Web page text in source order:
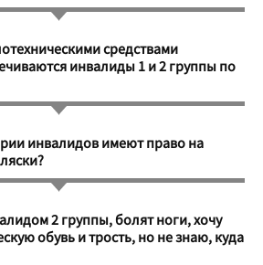
средствами
инвалиды 1 и 2 группы по
инвалидов имеют право на
2 группы, болят ноги, хочу
обувь и трость, но не знаю, куда